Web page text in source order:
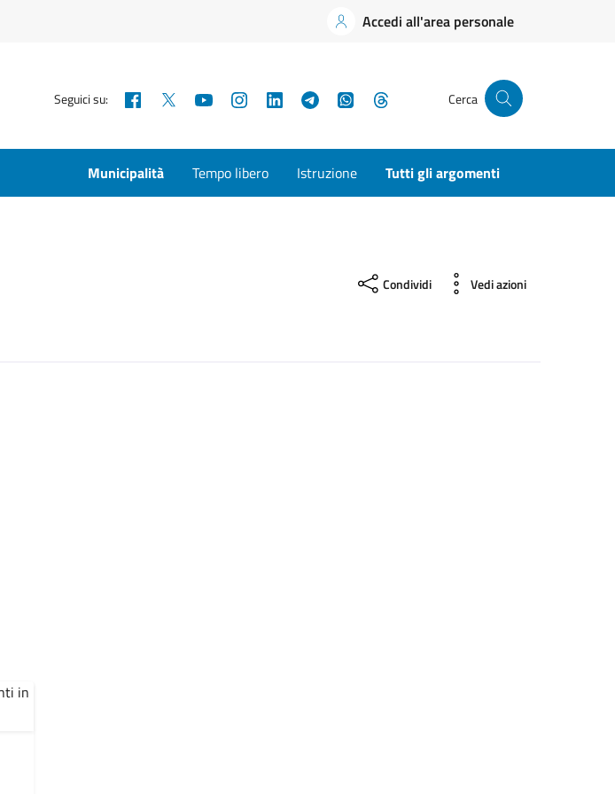
Accedi all'area personale
Seguici su: Facebook YouTubeInstagramLinkedInTelegramWhatsApp Cerca
Municipalità Tempo libero Istruzione Tutti gli argomenti
Condividi Vedi azioni